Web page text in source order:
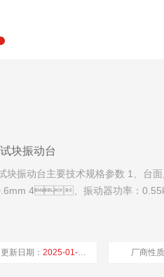
块振动台
块振动台主要技术规格参数 1、台面
4、振动器功率：
更新日期：2025-01-17 厂商性质